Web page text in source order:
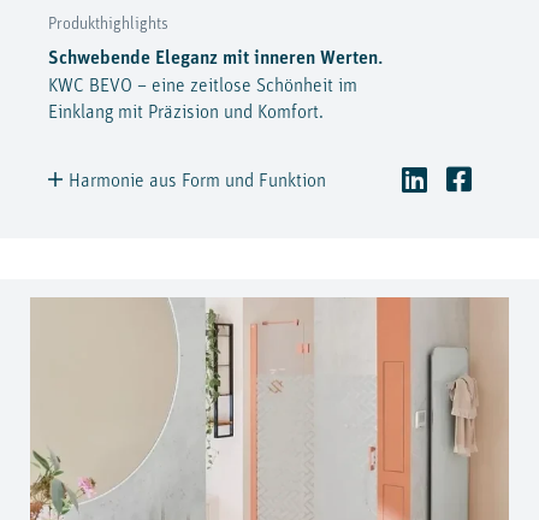
Produkthighlights
Schwebende Eleganz mit inneren Werten.
KWC BEVO – eine zeitlose Schönheit im
Einklang mit Präzision und Komfort.
Harmonie aus Form und Funktion